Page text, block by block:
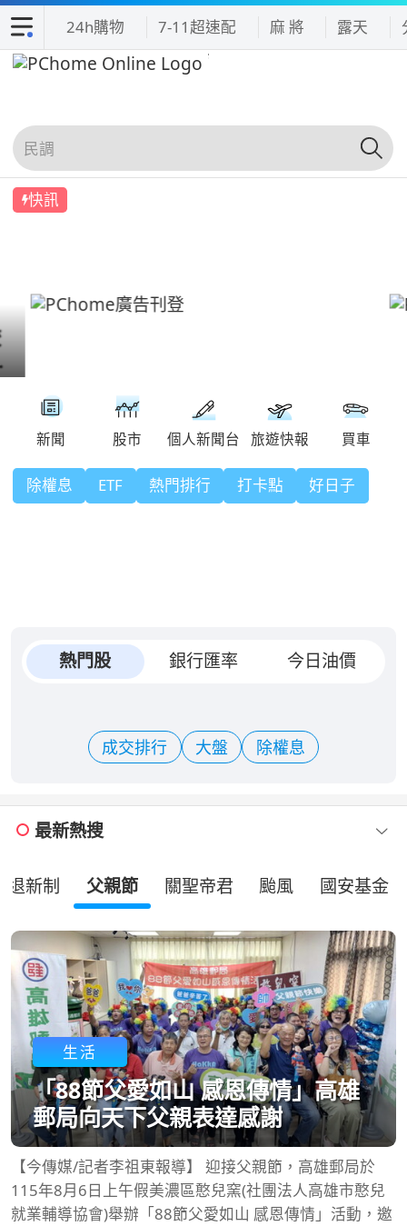
24h購物 7-11超速配 麻 將 露天
快訊
除權息 ETF 熱門排行 打卡點 好日子
熱門股 銀行匯率 今日油價
成交排行 大盤 除權息
最新熱搜
退新制 父親節 關聖帝君 颱風 國安基金
生活
「88節父愛如山 感恩傳情」高雄
郵局向天下父親表達感謝
【今傳媒/記者李祖東報導】 迎接父親節，高雄郵局於
115年8月6日上午假美濃區憨兒窯(社團法人高雄市憨兒
就業輔導協會)舉辦「88節父愛如山 感恩傳情」活動，邀